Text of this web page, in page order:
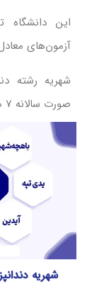
این
آزمون‌های
شهریه رشته
صورت سالانه 7 هزار دلار است.
شهریه